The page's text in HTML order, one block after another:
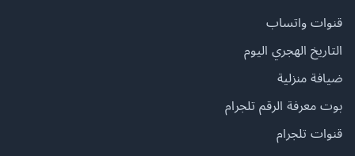
قنوات واتساب
التاريخ الهجري اليوم
ضيافة منزلية
بوت معرفة الرقم تلجرام
قنوات تلجرام